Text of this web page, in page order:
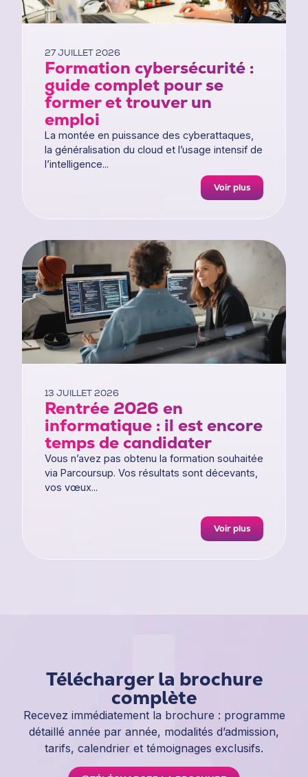
27 JUILLET 2026
Formation cybersécurité :
guide complet pour se
former et trouver un
emploi
La montée en puissance des cyberattaques,
la généralisation du cloud et l’usage intensif de
l’intelligence...
Voir plus
13 JUILLET 2026
Rentrée 2026 en
informatique : il est encore
temps de candidater
Vous n’avez pas obtenu la formation souhaitée
via Parcoursup. Vos résultats sont décevants,
vos vœux...
Voir plus
Télécharger la brochure
complète
Recevez immédiatement la brochure : programme
détaillé année par année, modalités d’admission,
tarifs, calendrier et témoignages exclusifs.